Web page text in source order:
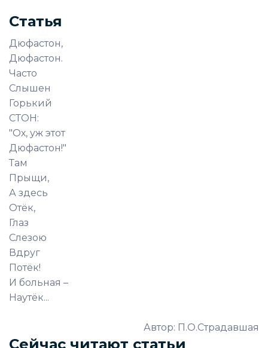
Статья
Дюфастон,
Дюфастон.
Часто
Слышен
Горький
СТОН:
"Ох, уж этот
Дюфастон!"
Там
Прыщи,
А здесь
Отёк,
Глаз
Слезою
Вдруг
Потёк!
И больная –
Наутёк...
Автор: П.О.Страдавшая
Сейчас читают статьи